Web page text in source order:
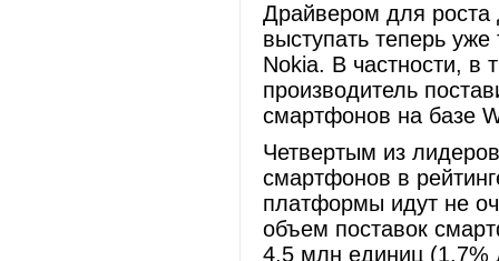
Драйвером для
выступать теперь
Nokia. В частности, в
производитель
смартфонов на базе
Четвертым из
смартфонов в
платформы идут не
объем поставок
4,5 млн единиц (1,7%